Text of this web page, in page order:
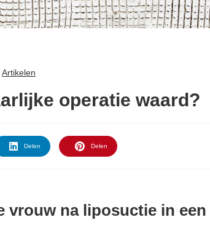
Artikelen
operatie waard?
Delen Delen
vrouw na liposuctie in een